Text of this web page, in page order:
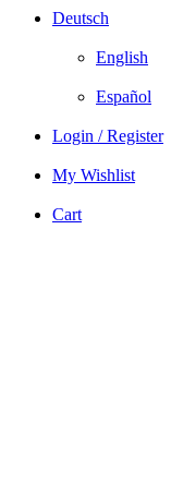
Deutsch
English
Español
Login / Register
My Wishlist
Cart